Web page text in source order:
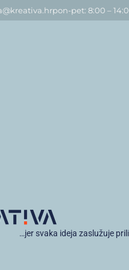
pon-pet: 8:00 –
…jer svaka ideja zaslužuje